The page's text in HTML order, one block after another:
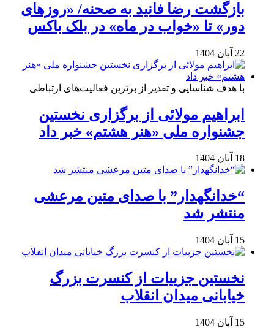
بازگشت رضا فانید به صحنه/ «روزهای
دور» تا «خواب در ماه» در بلک باکس
22 آبان 1404
با هدف شناسایی و تقدیر از برترین فعالیت‌های ارتباطی
ابراهیم مولائی از برگزاری نخستین
جشنواره ملی «هنر هشتم» خبر داد
18 آبان 1404
“خدانگهدار” با صدای متین مرعشی
منتشر شد
15 آبان 1404
نخستین جزییات از کنسرت بزرگ
خیابانی میدان انقلاب
15 آبان 1404